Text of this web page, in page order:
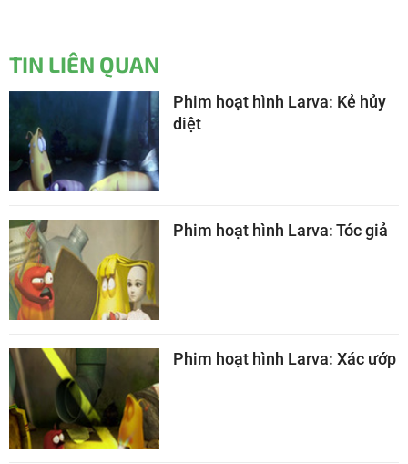
TIN LIÊN QUAN
Phim hoạt hình Larva: Kẻ hủy
diệt
Phim hoạt hình Larva: Tóc giả
Phim hoạt hình Larva: Xác ướp